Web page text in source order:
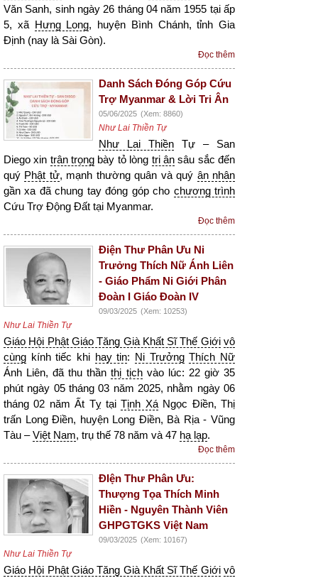
Văn Sanh, sinh ngày 26 tháng 04 năm 1955 tại ấp
5, xã Hưng Long, huyện Bình Chánh, tỉnh Gia
Định (nay là Sài Gòn).
Đọc thêm
Danh Sách Đóng Góp Cứu
Trợ Myanmar & Lời Tri Ân
05/06/2025 (Xem: 8860)
Như Lai Thiền Tự
Như Lai Thiền Tự – San
Diego xin trân trọng bày tỏ lòng tri ânsâu sắc đến
quý Phật tử, mạnh thường quân và quý ân nhân
gần xa đã chung tay đóng góp cho chương trình
Cứu Trợ Động Đất tại Myanmar.
Đọc thêm
Điện Thư Phân Ưu Ni
Trưởng Thích Nữ Ánh Liên
- Giáo Phẩm Ni Giới Phân
Đoàn I Giáo Đoàn IV
09/03/2025 (Xem: 10253)
Như Lai Thiền Tự
Giáo Hội Phật Giáo Tăng Già Khất Sĩ Thế Giới vô
cùng kính tiếc khi hay tin: Ni Trưởng Thích Nữ
Ánh Liên, đã thu thầnthị tịchvào lúc: 22 giờ 35
phút ngày 05 tháng 03 năm 2025, nhằm ngày 06
tháng 02 năm Ất Tỵ tạiTịnh XáNgọc Điền, Thị
trấn Long Điền, huyện Long Điền, Bà Rịa - Vũng
Tàu –Việt Nam, trụ thế 78 năm và 47 hạ lạp.
Đọc thêm
ĐIện Thư Phân Ưu:
Thượng Tọa Thích Minh
Hiền - Nguyên Thành Viên
GHPGTGKS Việt Nam
09/03/2025 (Xem: 10167)
Như Lai Thiền Tự
Giáo Hội Phật Giáo Tăng Già Khất Sĩ Thế Giới vô